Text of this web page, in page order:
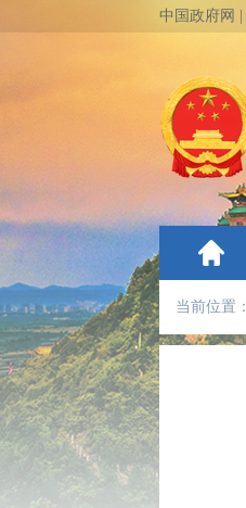
中国政府网
当前位置：